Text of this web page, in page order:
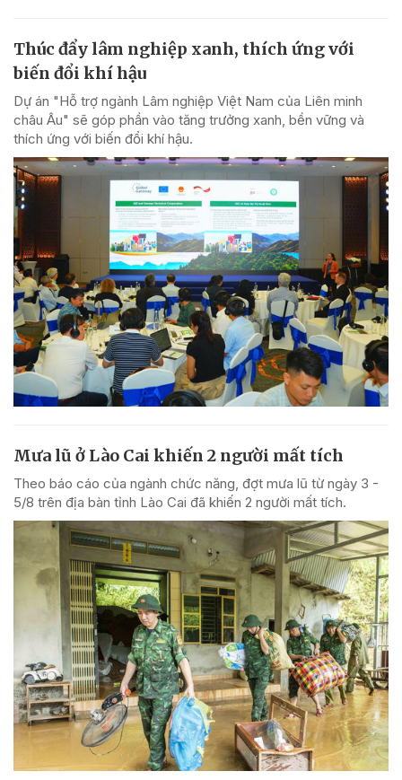
Thúc đẩy lâm nghiệp xanh, thích ứng với
biến đổi khí hậu
Dự án "Hỗ trợ ngành Lâm nghiệp Việt Nam của Liên minh
châu Âu" sẽ góp phần vào tăng trưởng xanh, bền vững và
thích ứng với biến đổi khí hậu.
Mưa lũ ở Lào Cai khiến 2 người mất tích
Theo báo cáo của ngành chức năng, đợt mưa lũ từ ngày 3 -
5/8 trên địa bàn tỉnh Lào Cai đã khiến 2 người mất tích.